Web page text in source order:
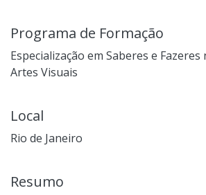
Programa de Formação
Especialização em Saberes e Fazeres
Artes Visuais
Local
Rio de Janeiro
Resumo